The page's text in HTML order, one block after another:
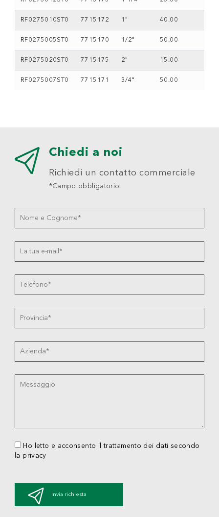
RF0275010ST0 7715172 1" 40.00
RF0275005ST0 7715170 1/2" 50.00
RF0275020ST0 7715175 2" 15.00
RF0275007ST0 7715171 3/4" 50.00
Chiedi a noi
Richiedi un contatto commerciale
*Campo obbligatorio
Ho letto e acconsento il trattamento dei dati secondo
la privacy
Invia richiesta